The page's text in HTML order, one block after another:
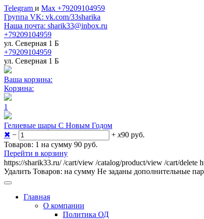
Telegram и Max +79209104959
Группа VK: vk.com/33sharika
Наша почта: sharik33@inbox.ru
+79209104959
ул. Северная 1 Б
+79209104959
ул. Северная 1 Б
Ваша корзина:
Корзина:
1
Гелиевые шары С Новым Годом
✖ − + x90 руб.
Товаров: 1 на сумму 90 руб.
Перейти в корзину
https://sharik33.ru/ /cart/view /catalog/product/view /cart/delete
Удалить Товаров: на сумму Не заданы дополнительные
Главная
О компании
Политика ОД